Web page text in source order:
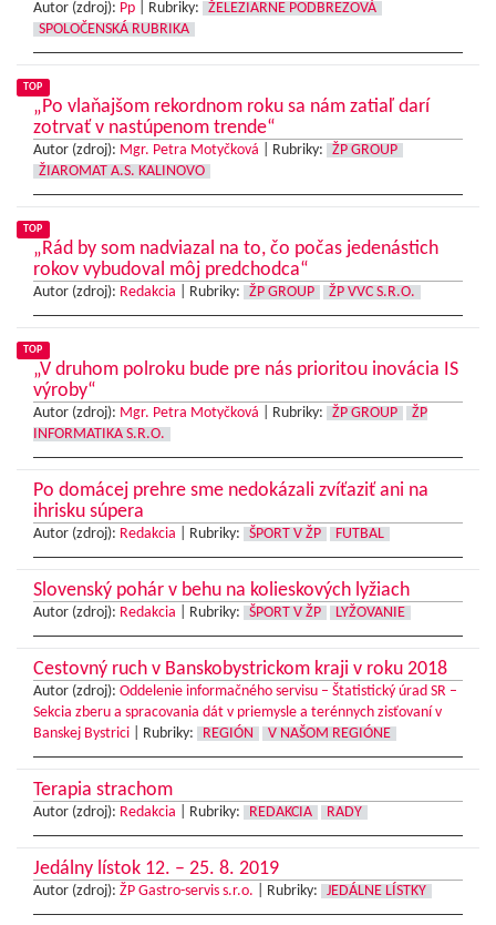
Autor (zdroj): Pp Rubriky:
ŽELEZIARNE PODBREZOVÁ
SPOLOČENSKÁ RUBRIKA
TOP
„Po vlaňajšom rekordnom roku sa nám zatiaľ darí
zotrvať v nastúpenom trende“
Autor (zdroj): Mgr. Petra Motyčková Rubriky:
ŽP GROUP
ŽIAROMAT A.S. KALINOVO
TOP
„Rád by som nadviazal na to, čo počas jedenástich
rokov vybudoval môj predchodca“
Autor (zdroj): Redakcia Rubriky: ŽP GROUP ŽP VVC S.R.O.
TOP
„V druhom polroku bude pre nás prioritou inovácia IS
výroby“
Autor (zdroj): Mgr. Petra Motyčková Rubriky: ŽP GROUP
ŽP
INFORMATIKA S.R.O.
Po domácej prehre sme nedokázali zvíťaziť ani na
ihrisku súpera
Autor (zdroj): Redakcia Rubriky: ŠPORT V ŽP FUTBAL
Slovenský pohár v behu na kolieskových lyžiach
Autor (zdroj): Redakcia Rubriky: ŠPORT V ŽP LYŽOVANIE
Cestovný ruch v Banskobystrickom kraji v roku 2018
Autor (zdroj): Oddelenie informačného servisu – Štatistický úrad SR –
Sekcia zberu a spracovania dát v priemysle a terénnych zisťovaní v
Banskej Bystrici
Rubriky: REGIÓN V NAŠOM REGIÓNE
Terapia strachom
Autor (zdroj): Redakcia Rubriky: REDAKCIA RADY
Jedálny lístok 12. – 25. 8. 2019
Autor (zdroj): ŽP Gastro-servis s.r.o. Rubriky: JEDÁLNE LÍSTKY